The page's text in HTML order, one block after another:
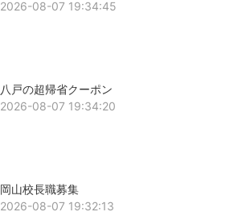
2026-08-07 19:34:45
八戸の超帰省クーポン
2026-08-07 19:34:20
岡山校長職募集
2026-08-07 19:32:13